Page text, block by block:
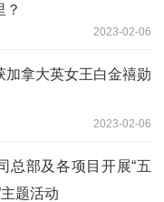
？
2023-02-06
加拿大英女王白金禧勋
2023-02-06
总部及各项目开展“五
题活动